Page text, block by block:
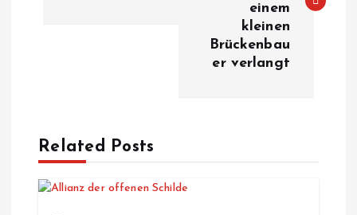
g
s
einem
kleinen
Brückenbau
er verlangt
Related Posts